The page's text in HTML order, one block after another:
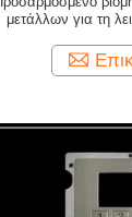
μετάλλων για τη